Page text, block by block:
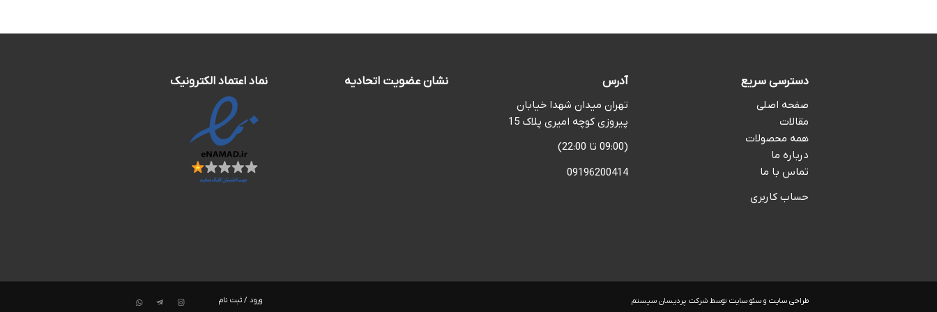
دسترسی سریع
صفحه اصلی
مقالات
همه محصولات
درباره ما
تماس با ما
حساب کاربری
آدرس
تهران میدان شهدا خیابان
پیروزی کوچه امیری پلاک 15
(09:00 تا 22:00)
09196200414
نشان عضویت اتحادیه نماد اعتماد الکترونیک
طراحی سایت وسئو سایت توسط شرکت پردیسان سیستم ورود / ثبت نام